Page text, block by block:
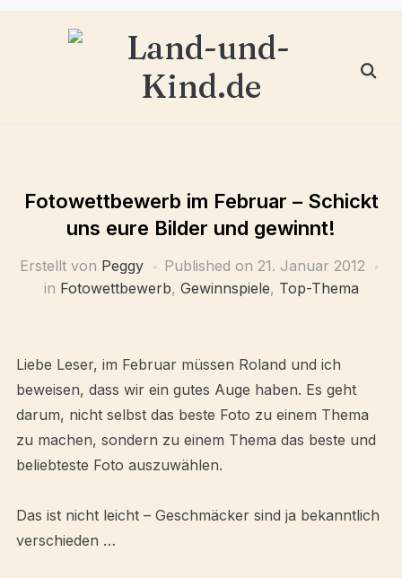
Fotowettbewerb im Februar – Schickt
uns eure Bilder und gewinnt!
Erstellt von Peggy Published on 21. Januar 2012
in Fotowettbewerb, Gewinnspiele, Top-Thema
Liebe Leser, im Februar müssen Roland und ich
beweisen, dass wir ein gutes Auge haben. Es geht
darum, nicht selbst das beste Foto zu einem Thema
zu machen, sondern zu einem Thema das beste und
beliebteste Foto auszuwählen.
Das ist nicht leicht – Geschmäcker sind ja bekanntlich
verschieden …